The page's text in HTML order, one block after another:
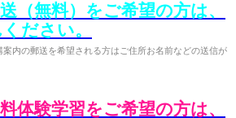
（無料）をご希望の方は、
ださい。
案内の郵送を希望される方はご住所お名前などの送信が
体験学習をご希望の方は、